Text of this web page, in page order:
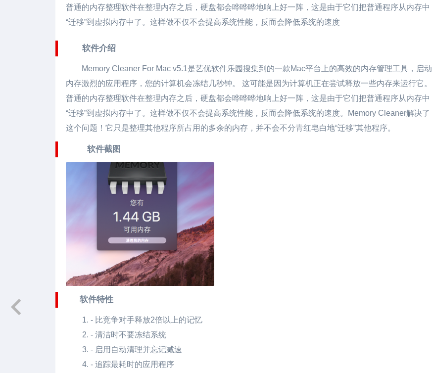
普通的内存整理软件在整理内存之后，硬盘都会哗哗哗地响上好一阵，这是由于它们把普通程序从内存中
“迁移”到虚拟内存中了。这样做不仅不会提高系统性能，反而会降低系统的速度
软件介绍
Memory Cleaner For Mac v5.1是艺优软件乐园搜集到的一款Mac平台上的高效的内存管理工具，启动
内存激烈的应用程序，您的计算机会冻结几秒钟。 这可能是因为计算机正在尝试释放一些内存来运行它。
普通的内存整理软件在整理内存之后，硬盘都会哗哗哗地响上好一阵，这是由于它们把普通程序从内存中
“迁移”到虚拟内存中了。这样做不仅不会提高系统性能，反而会降低系统的速度。Memory Cleaner解决了
这个问题！它只是整理其他程序所占用的多余的内存，并不会不分青红皂白地“迁移”其他程序。
软件截图
软件特性
- 比竞争对手释放2倍以上的记忆
- 清洁时不要冻结系统
- 启用自动清理并忘记减速
- 追踪最耗时的应用程序